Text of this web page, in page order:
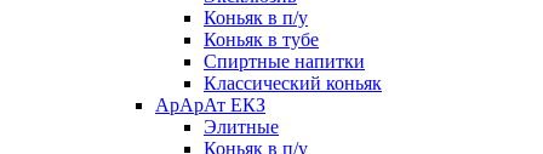
Коньяк в п/у
Коньяк в тубе
Спиртные напитки
Классический коньяк
АрАрАт ЕКЗ
Элитные
Коньяк в п/у